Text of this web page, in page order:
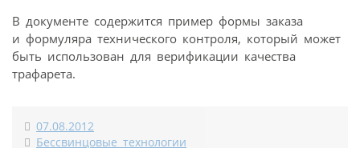
В документе содержится пример формы заказа
и формуляра технического контроля, который может
быть использован для верификации качества
трафарета.
07.08.2012
Бессвинцовые технологии